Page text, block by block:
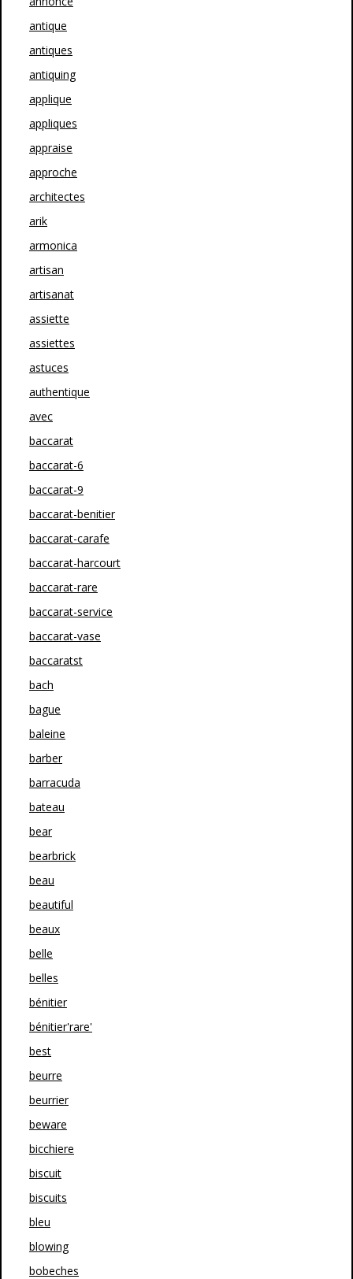
antique
antiques
antiquing
applique
appliques
appraise
approche
architectes
arik
armonica
artisan
artisanat
assiette
assiettes
astuces
authentique
avec
baccarat
baccarat-6
baccarat-9
baccarat-benitier
baccarat-carafe
baccarat-harcourt
baccarat-rare
baccarat-service
baccarat-vase
baccaratst
bach
bague
baleine
barber
barracuda
bateau
bear
bearbrick
beau
beautiful
beaux
belle
belles
bénitier
bénitier'rare'
best
beurre
beurrier
beware
bicchiere
biscuit
biscuits
bleu
blowing
bobeches